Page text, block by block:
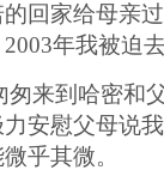
回家给母亲
年我被迫
来到哈密和
安慰父母说
乎其微。